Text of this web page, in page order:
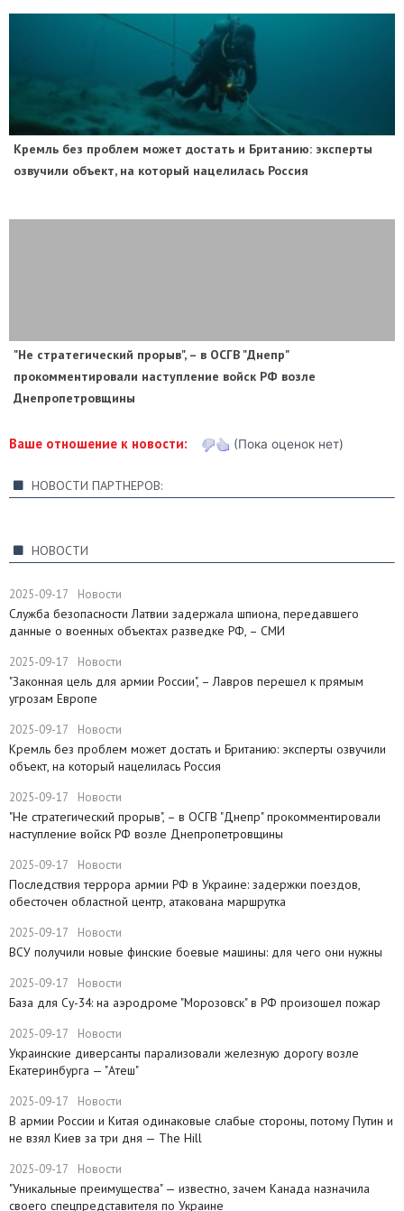
​Кремль без проблем может достать и Британию: эксперты
озвучили объект, на который нацелилась Россия
"Не стратегический прорыв", – в ОСГВ "Днепр"
прокомментировали наступление войск РФ возле
Днепропетровщины
Ваше отношение к новости: (Пока оценок нет)
НОВОСТИ ПАРТНЕРОВ:
НОВОСТИ
2025-09-17 Новости
Служба безопасности Латвии задержала шпиона, передавшего
данные о военных объектах разведке РФ, – СМИ
2025-09-17 Новости
"Законная цель для армии России", – Лавров перешел к прямым
угрозам Европе
2025-09-17 Новости
​Кремль без проблем может достать и Британию: эксперты озвучили
объект, на который нацелилась Россия
2025-09-17 Новости
"Не стратегический прорыв", – в ОСГВ "Днепр" прокомментировали
наступление войск РФ возле Днепропетровщины
2025-09-17 Новости
Последствия террора армии РФ в Украине: задержки поездов,
обесточен областной центр, атакована маршрутка
2025-09-17 Новости
ВСУ получили новые финские боевые машины: для чего они нужны
2025-09-17 Новости
База для Су-34: на аэродроме "Морозовск" в РФ произошел пожар
2025-09-17 Новости
Украинские диверсанты парализовали железную дорогу возле
Екатеринбурга — "Атеш"
2025-09-17 Новости
​В армии России и Китая одинаковые слабые стороны, потому Путин и
не взял Киев за три дня — The Hill
2025-09-17 Новости
​"Уникальные преимущества" — известно, зачем Канада назначила
своего спецпредставителя по Украине